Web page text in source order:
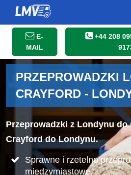
E-
MAIL
+44 208
PRZEPROWADZKI
CRAYFORD -
Przeprowadzki z Londynu do
Crayford do Londynu.
Sprawne i rzetelne
międzymiastowe.